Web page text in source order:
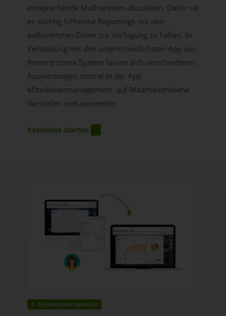
entsprechende Maßnahmen abzuleiten. Daher ist
es wichtig hilfreiche Reportings mit den
aufbereiteten Daten zur Verfügung zu haben. In
Verbindung mit den unterschiedlichsten App aus
Ihrem tricoma System lassen sich verschiedenen
Auswertungen zentral in der App
Mitarbeitermanagement auf Mitarbeiterebene
darstellen und auswerten:
Kostenlos starten
1. Angebotsmanagement